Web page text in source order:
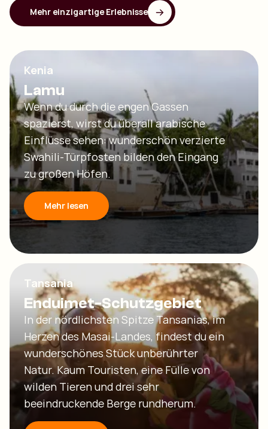
Mehr einzigartige Erlebnisse
Kenia
Lamu
Wenn du durch die engen Gassen
spazierst, wirst du überall arabische
Einflüsse sehen: wunderschön verzierte
Swahili-Türpfosten bilden den Eingang
zu großen Höfen.
Mehr lesen
Tansania
Enduimet-Schutzgebiet
In der nördlichsten Spitze Tansanias, im
Herzen des Masai-Landes, findest du ein
wunderschönes Stück unberührter
Natur. Kaum Touristen, eine Fülle von
wilden Tieren und drei sehr
beeindruckende Berge rundherum.